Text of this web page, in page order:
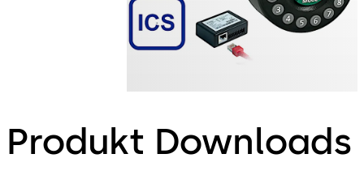
Produkt Downloads